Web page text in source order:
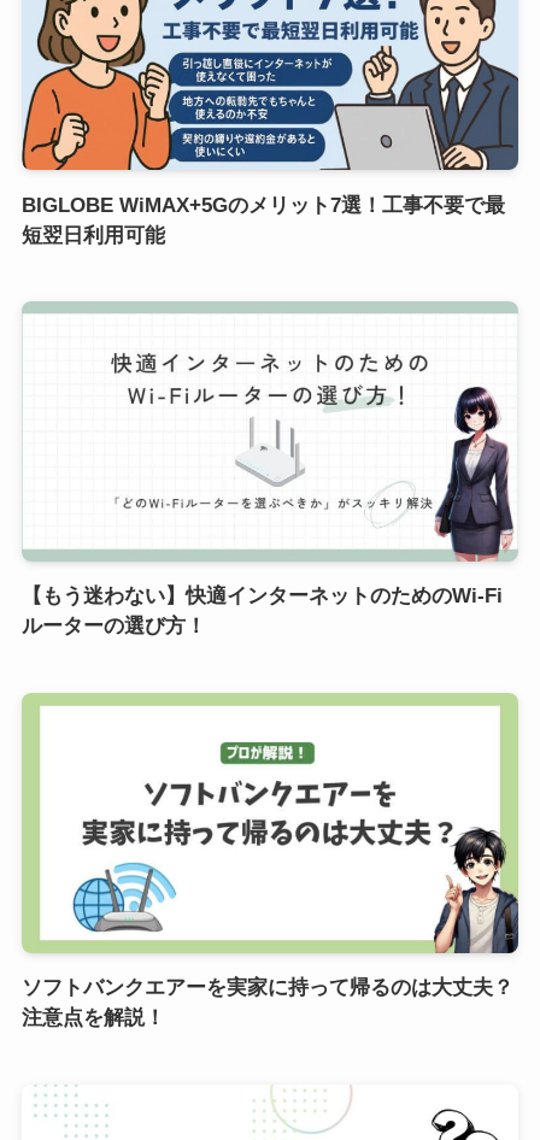
BIGLOBE WiMAX+5Gのメリット7選！工事不要で最
短翌日利用可能
【もう迷わない】快適インターネットのためのWi-Fi
ルーターの選び方！
ソフトバンクエアーを実家に持って帰るのは大丈夫？
注意点を解説！